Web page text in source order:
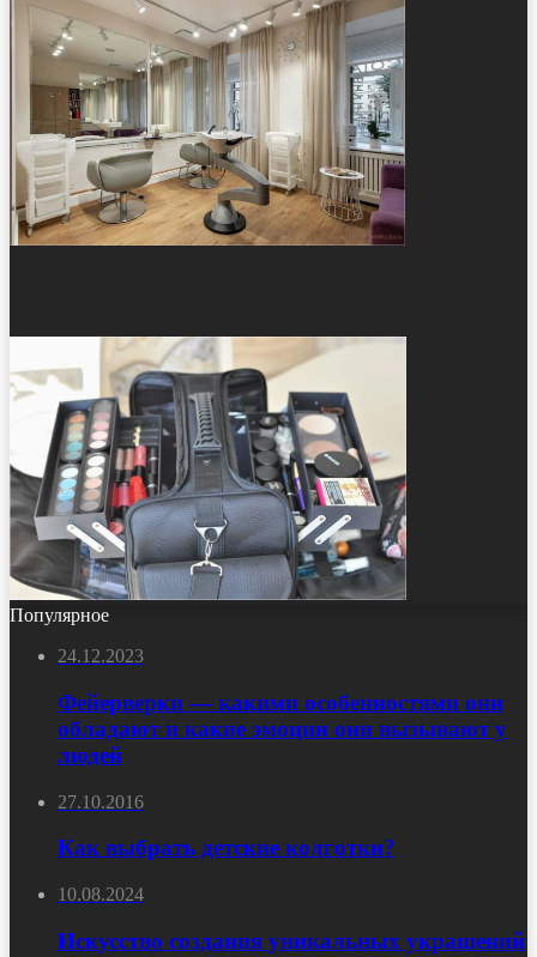
Популярное
24.12.2023
Фейерверки — какими особенностями они
обладают и какие эмоции они вызывают у
людей
27.10.2016
Как выбрать детские колготки?
10.08.2024
Искусство создания уникальных украшений